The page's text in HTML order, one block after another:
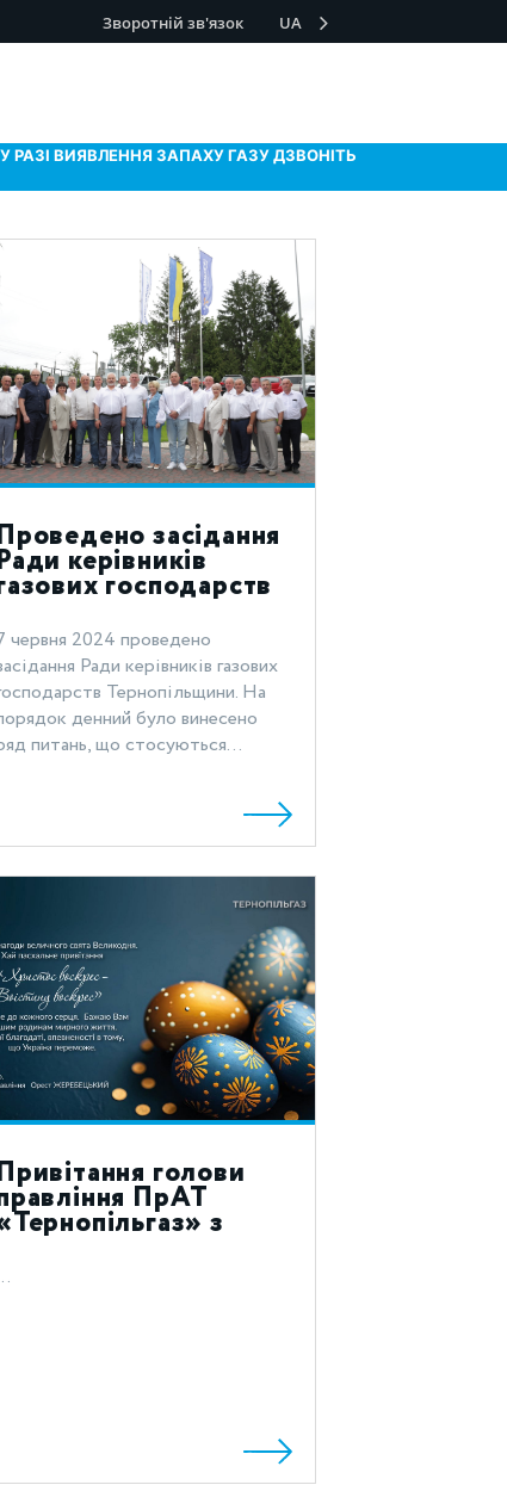
Зворотній зв'язок UA
ВИЯВЛЕННЯ ЗАПАХУ ГАЗУ ДЗВОНІТЬ
засідання
керівників
господарств
Тернопільщини
червня 2024 проведено
Ради керівників газових
Тернопільщини. На
денний було винесено
питань, що стосуються...
голови
ПрАТ
з
святом Воскресіння
2024!